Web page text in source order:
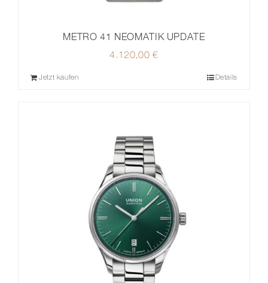
METRO 41 NEOMATIK UPDATE
4.120,00€
Jetzt kaufen Details